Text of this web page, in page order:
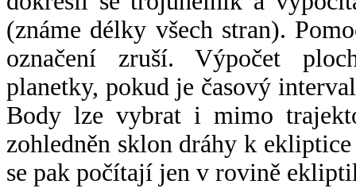
(známe délky všech stran).
označení zruší. Výpočet
planetky, pokud je časový
Body lze vybrat i mimo
zohledněn sklon dráhy k
se pak počítají jen v rovině